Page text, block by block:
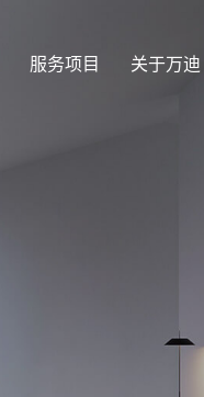
服务项目 关于万迪